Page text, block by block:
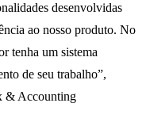
desenvolvidas
ao nosso produto. No
tenha um sistema
de seu trabalho”,
& Accounting